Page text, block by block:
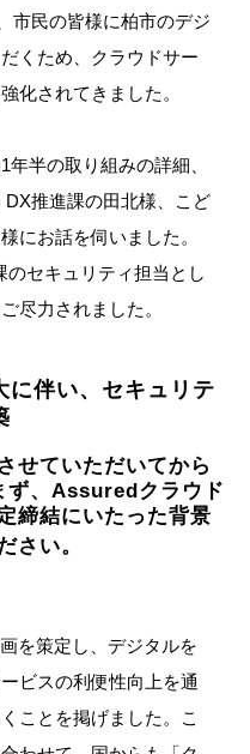
市民の皆様に柏市のデジ
くため、クラウドサー
化されてきました。
半の取り組みの詳細、
推進課の田北様、こど
にお話を伺いました。
セキュリティ担当とし
尽力されました。
に伴い、セキュリテ
せていただいてから
ず、Assuredクラウド
締結にいたった背景
さい。
を策定し、デジタルを
ビスの利便性向上を通
ことを掲げました。こ